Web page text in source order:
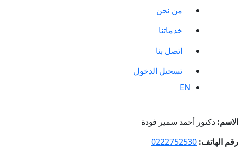
من نحن
خدماتنا
اتصل بنا
تسجيل الدخول
EN
الاسم: دكتور أحمد سمير فودة
رقم الهاتف: